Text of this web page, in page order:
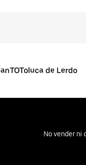
de Lerdo
No vender ni